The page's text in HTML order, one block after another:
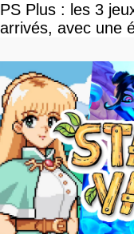
PS Plus : les 3
arrivés, avec une